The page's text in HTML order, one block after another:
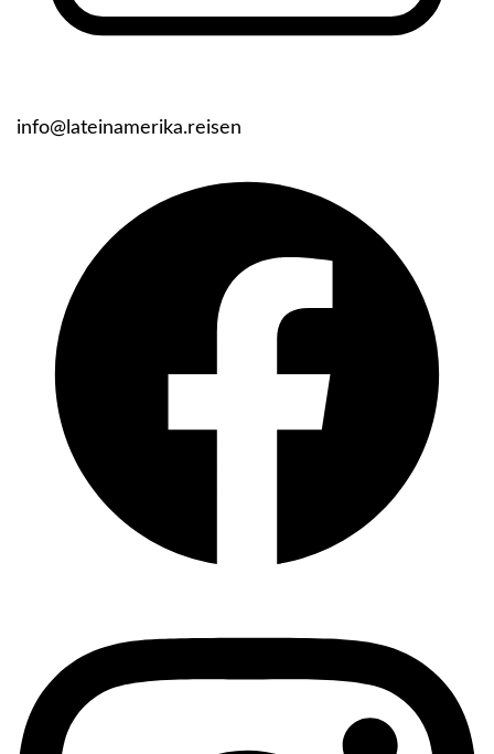
info@lateinamerika.reisen